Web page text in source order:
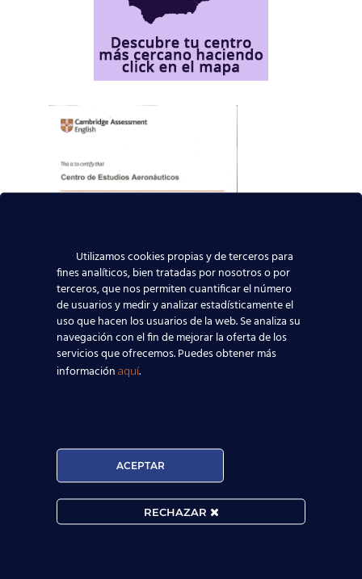

Utilizamos cookies propias y de terceros para
fines analíticos, bien tratadas por nosotros o por
terceros, que nos permiten cuantificar el número
de usuarios y medir y analizar estadísticamente el
uso que hacen los usuarios de la web. Se analiza su
navegación con el fin de mejorar la oferta de los
servicios que ofrecemos. Puedes obtener más
información aquí.
ACEPTAR
RECHAZAR